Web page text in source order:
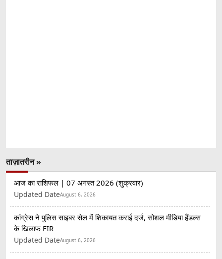
ताज़ातरीन »
आज का राशिफल | 07 अगस्त 2026 (शुक्रवार)
Updated DateAugust 6, 2026
कांग्रेस ने पुलिस साइबर सेल में शिकायत कराई दर्ज, सोशल मीडिया हैंडल्स
के खिलाफ FIR
Updated DateAugust 6, 2026